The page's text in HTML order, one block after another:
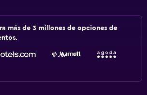
más de 3 millones de opciones de